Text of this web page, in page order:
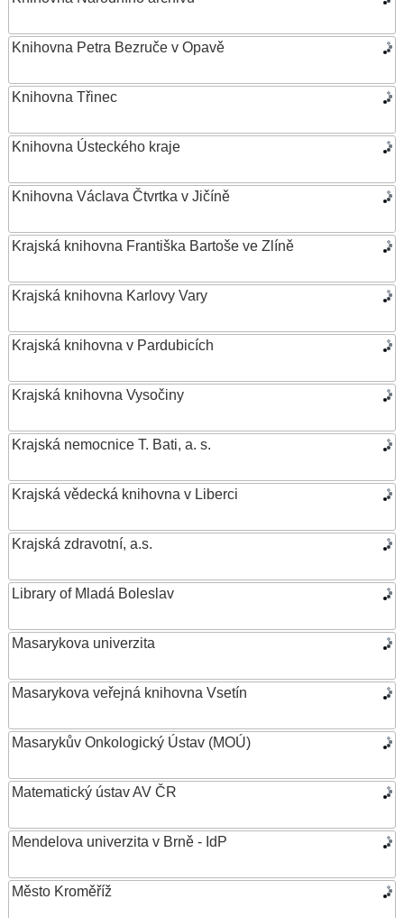
Knihovna Petra Bezruče v Opavě
Knihovna Třinec
Knihovna Ústeckého kraje
Knihovna Václava Čtvrtka v Jičíně
Krajská knihovna Františka Bartoše ve Zlíně
Krajská knihovna Karlovy Vary
Krajská knihovna v Pardubicích
Krajská knihovna Vysočiny
Krajská nemocnice T. Bati, a. s.
Krajská vědecká knihovna v Liberci
Krajská zdravotní, a.s.
Library of Mladá Boleslav
Masarykova univerzita
Masarykova veřejná knihovna Vsetín
Masarykův Onkologický Ústav (MOÚ)
Matematický ústav AV ČR
Mendelova univerzita v Brně - IdP
Město Kroměříž